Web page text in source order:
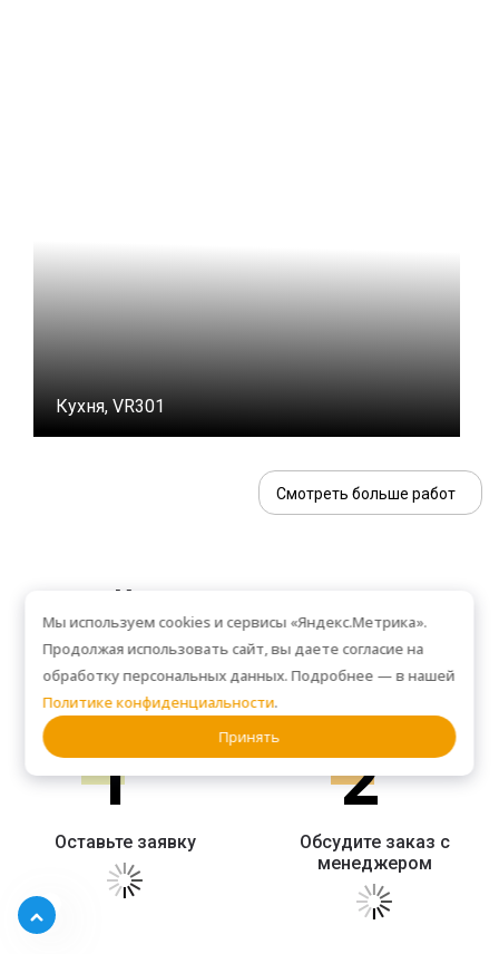
Кухня, VR301
Смотреть больше работ
Как сделать заказ
СХЕМА РАБОТЫ
1
Оставьте заявку
2
Обсудите заказ с
менеджером
Мы используем cookies и сервисы «Яндекс.Метрика».
Продолжая использовать сайт, вы даете согласие на
обработку персональных данных. Подробнее — в нашей
Политике конфиденциальности.
Принять